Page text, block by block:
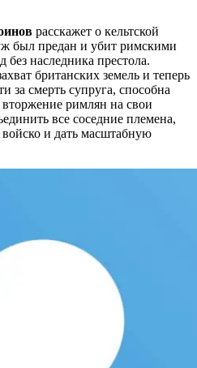
расскажет о кельтской
был предан и убит римскими
без наследника престола.
британских земель и теперь
за смерть супруга, способна
римлян на свои
все соседние племена,
и дать масштабную